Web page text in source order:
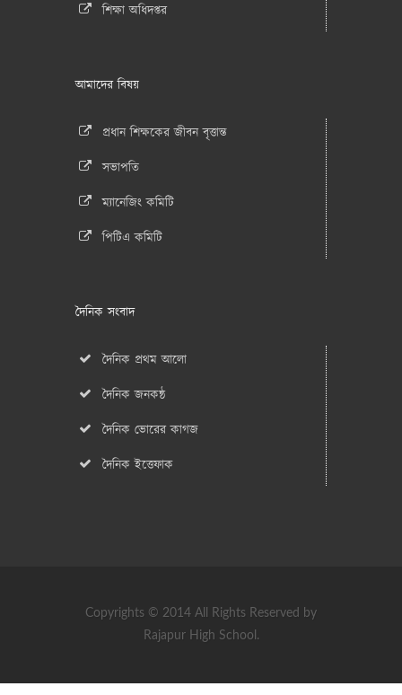
শিক্ষা অধিদপ্তর
আমাদের বিষয়
প্রধান শিক্ষকের জীবন বৃত্তান্ত
সভাপতি
ম্যানেজিং কমিটি
পিটিএ কমিটি
দৈনিক সংবাদ
দৈনিক প্রথম আলো
দৈনিক জনকন্ঠ
দৈনিক ভোরের কাগজ
দৈনিক ইত্তেফাক
Copyrights © 2014 All Rights Reserved by
Rajapur High School.